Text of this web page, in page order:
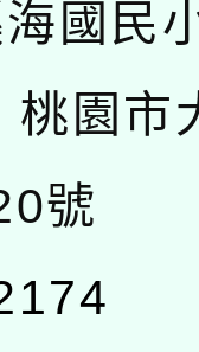
國民
桃園市
號